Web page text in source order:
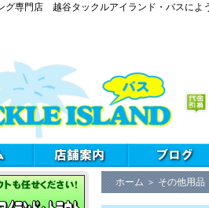
グ専門店 越谷タックルアイランド・バスによ
ホーム ＞ その他用品